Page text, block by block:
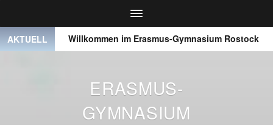
AKTUELL
● Willkommen im Erasmus-Gymnasium Rostock
ERASMUS-
GYMNASIUM